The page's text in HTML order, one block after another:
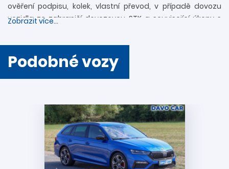
ověření podpisu, kolek, vlastní převod, v případě dovozu
vozidla ze zahraničí dovozovou STK a související úkony s
prostřednictvím zákaznické linky 739 34 34 34 či přímo v
provozovně. Nejedná se o návrh na uzavření smlouvy
(nabídky) ve smyslu § 1731 a § 1732 zákona č. 89/2012 Sb.,
Občanského zákoníku. Společnost DAVO CAR s.r.o. si
Podmínky akcí a vysvětlení pojmů:
VÝHODNÉ FINANCOVÁNÍ + 2 ROKY ZÁRUKY
vztahuje na všechny vozy s cenou 150 000 Kč a vyšší.
Zobrazit více...
Podobné vozy